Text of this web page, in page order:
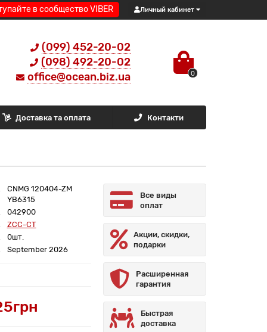
в сообщество VIBER Личный кабинет
(099) 452-20-02
(098) 492-20-02
office@ocean.biz.ua
0
Доставка та оплата Контакти
CNMG 120404-ZM
YB6315
042900
ZCC-CT
0шт.
September 2026
Все виды
оплат
Акции, скидки,
подарки
Расширенная
гарантия
Быстрая
доставка